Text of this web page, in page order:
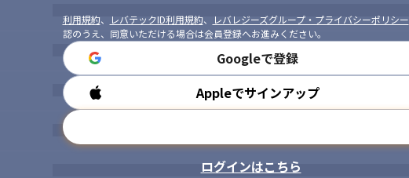
利用規約、 レバテックID利用規約、 レバレジーズグループ・プライバシーポリシー
認のうえ、同意いただける場合は会員登録へお進みください。
Googleで登録
Appleでサインアップ
ログインはこちら